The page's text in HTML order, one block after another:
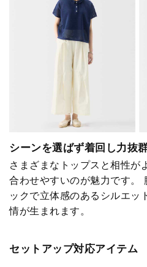
シーンを選ばず着回し力抜
さまざまなトップスと相性が
合わせやすいのが魅力です。
ックで立体感のあるシルエッ
情が生まれます。
セットアップ対応アイテム